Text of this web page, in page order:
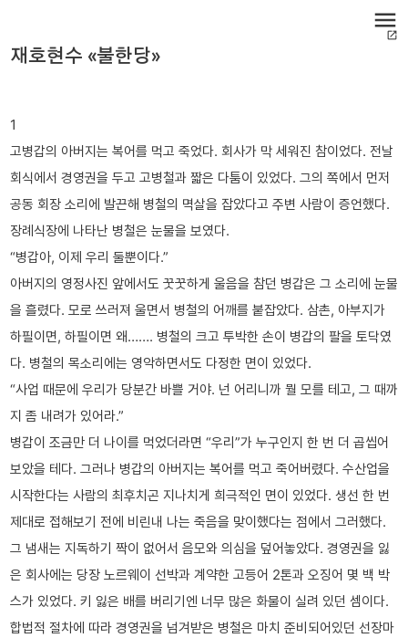
menu
open_in_new
재호현수 «불한당»
1
고병갑의 아버지는 복어를 먹고 죽었다. 회사가 막 세워진 참이었다. 전날
회식에서 경영권을 두고 고병철과 짧은 다툼이 있었다. 그의 쪽에서 먼저
공동 회장 소리에 발끈해 병철의 멱살을 잡았다고 주변 사람이 증언했다.
장례식장에 나타난 병철은 눈물을 보였다.
“병갑아, 이제 우리 둘뿐이다.”
아버지의 영정사진 앞에서도 꿋꿋하게 울음을 참던 병갑은 그 소리에 눈물
을 흘렸다. 모로 쓰러져 울면서 병철의 어깨를 붙잡았다. 삼촌, 아부지가
하필이면, 하필이면 왜……. 병철의 크고 투박한 손이 병갑의 팔을 토닥였
다. 병철의 목소리에는 영악하면서도 다정한 면이 있었다.
“사업 때문에 우리가 당분간 바쁠 거야. 넌 어리니까 뭘 모를 테고, 그 때까
지 좀 내려가 있어라.”
병갑이 조금만 더 나이를 먹었더라면 “우리”가 누구인지 한 번 더 곱씹어
보았을 테다. 그러나 병갑의 아버지는 복어를 먹고 죽어버렸다. 수산업을
시작한다는 사람의 최후치곤 지나치게 희극적인 면이 있었다. 생선 한 번
제대로 접해보기 전에 비린내 나는 죽음을 맞이했다는 점에서 그러했다.
그 냄새는 지독하기 짝이 없어서 음모와 의심을 덮어놓았다. 경영권을 잃
은 회사에는 당장 노르웨이 선박과 계약한 고등어 2톤과 오징어 몇 백 박
스가 있었다. 키 잃은 배를 버리기엔 너무 많은 화물이 실려 있던 셈이다.
합법적 절차에 따라 경영권을 넘겨받은 병철은 마치 준비되어있던 선장마